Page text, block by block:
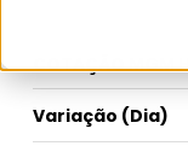
COTAÇÃO MGM
Variação (Dia)